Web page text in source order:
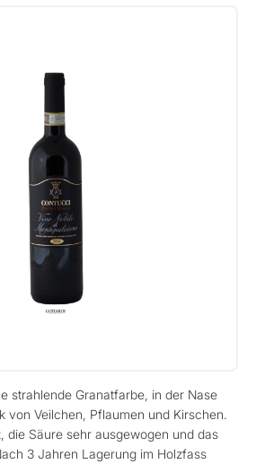
strahlende Granatfarbe, in der Nase
von Veilchen, Pflaumen und Kirschen.
die Säure sehr ausgewogen und das
3 Jahren Lagerung im Holzfass